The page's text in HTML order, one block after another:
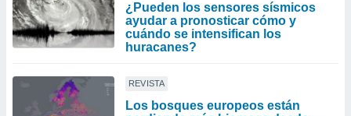
¿Pueden los sensores sísmicos
ayudar a pronosticar cómo y
cuándo se intensifican los
huracanes?
REVISTA
Los bosques europeos están